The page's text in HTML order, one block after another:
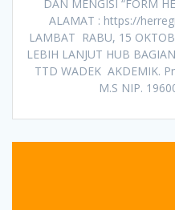
DAN MENGISI “FORM
ALAMAT : https://
LAMBAT RABU, 15
LEBIH LANJUT HUB
TTD WADEK AKDEMIK.
M.S NIP.